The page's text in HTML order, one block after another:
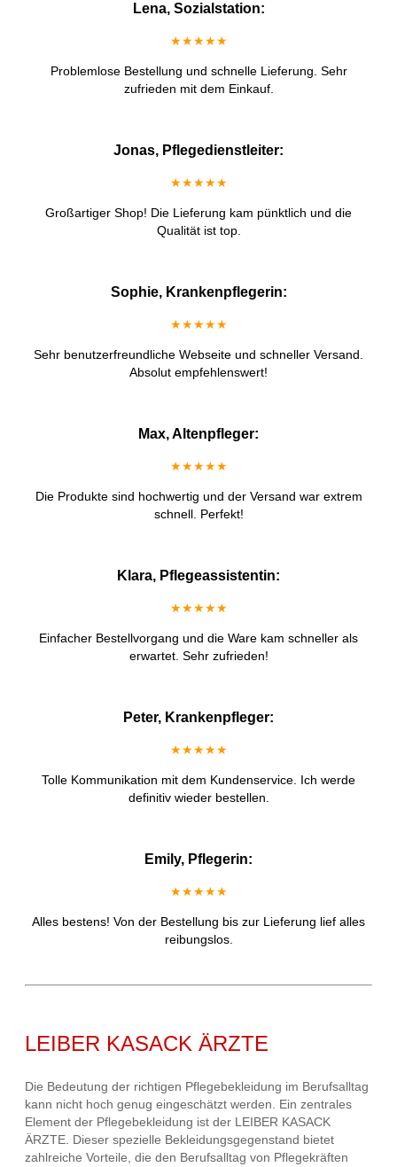
Lena, Sozialstation:
★★★★★
Problemlose Bestellung und schnelle Lieferung. Sehr
zufrieden mit dem Einkauf.
Jonas, Pflegedienstleiter:
★★★★★
Großartiger Shop! Die Lieferung kam pünktlich und die
Qualität ist top.
Sophie, Krankenpflegerin:
★★★★★
Sehr benutzerfreundliche Webseite und schneller Versand.
Absolut empfehlenswert!
Max, Altenpfleger:
★★★★★
Die Produkte sind hochwertig und der Versand war extrem
schnell. Perfekt!
Klara, Pflegeassistentin:
★★★★★
Einfacher Bestellvorgang und die Ware kam schneller als
erwartet. Sehr zufrieden!
Peter, Krankenpfleger:
★★★★★
Tolle Kommunikation mit dem Kundenservice. Ich werde
definitiv wieder bestellen.
Emily, Pflegerin:
★★★★★
Alles bestens! Von der Bestellung bis zur Lieferung lief alles
reibungslos.
LEIBER KASACK ÄRZTE
Die Bedeutung der richtigen Pflegebekleidung im Berufsalltag
kann nicht hoch genug eingeschätzt werden. Ein zentrales
Element der Pflegebekleidung ist der LEIBER KASACK
ÄRZTE. Dieser spezielle Bekleidungsgegenstand bietet
zahlreiche Vorteile, die den Berufsalltag von Pflegekräften